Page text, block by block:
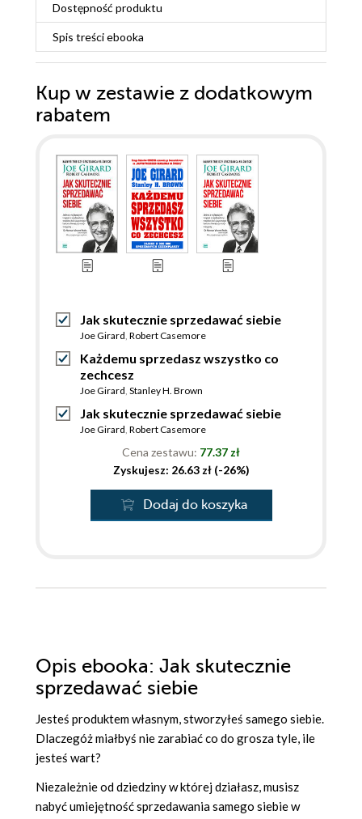
Dostępność produktu
Spis treściebooka
Kup w zestawie z dodatkowym
rabatem
Jak skutecznie sprzedawać siebie
Joe Girard, Robert Casemore
Każdemu sprzedasz wszystko co
zechcesz
Joe Girard, Stanley H. Brown
Jak skutecznie sprzedawać siebie
Joe Girard, Robert Casemore
Cena zestawu: 77.37 zł
Zyskujesz: 26.63 zł (-26%)
Dodaj do koszyka
Opis ebooka: Jak skutecznie
sprzedawać siebie
Jesteś produktem własnym, stworzyłeś samego siebie.
Dlaczegóż miałbyś nie zarabiać co do grosza tyle, ile
jesteś wart?
Niezależnie od dziedziny w której działasz, musisz
nabyć umiejętność sprzedawania samego siebie w